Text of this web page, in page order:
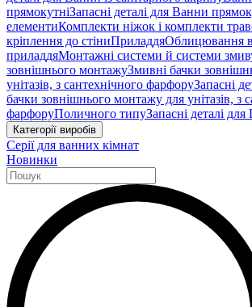
прямокутніЗапасні деталі для Ванни
елементиКомплекти ніжок і комплекти
кріплення до стіниПриладдяОблицювання
приладдяМонтажні системи й системи
зовнішнього монтажуЗмивні бачки
унітазів, з сантехнічного фарфоруЗапасні
бачки зовнішнього монтажу для унітазів, з
фарфоруПоличного типуЗапасні деталі
Категорії виробів
Серії для ванних кімнат
Новинки